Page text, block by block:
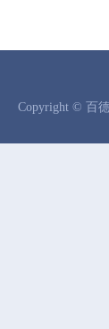
Copyright © 百